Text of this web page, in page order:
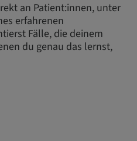
an Patient:innen, unter
erfahrenen
Fälle, die deinem
du genau das lernst,